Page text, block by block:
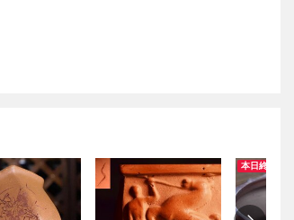
本日終了